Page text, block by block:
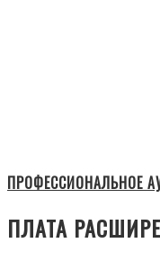
ПРОФЕССИОНАЛЬНОЕ
ПЛАТА